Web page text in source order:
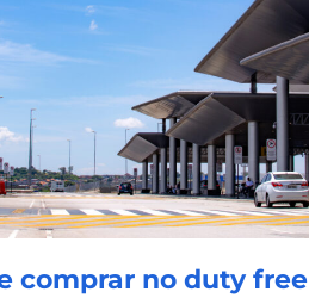
comprar no duty free